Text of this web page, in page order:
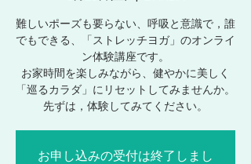
難しいポーズも要らない、呼吸と意識で，誰
でもできる、「ストレッチヨガ」のオンライ
ン体験講座です。
お家時間を楽しみながら、健やかに美しく
「巡るカラダ」にリセットしてみませんか。
お申し込みの受付は終了しまし